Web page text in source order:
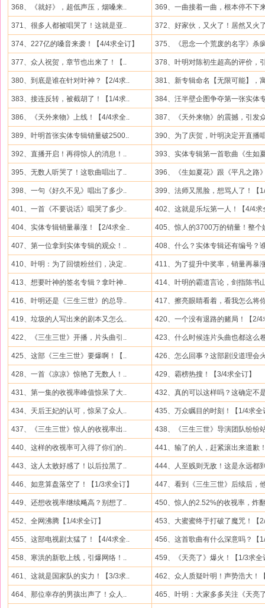
368、《就好》，超低声压，烟嗓来.. 369、一曲接着一曲，根本停不下
371、很多人都被唱哭了！这就是亚.. 372、好家伙，又火了！居然又火
374、227亿的嗓音来袭！【4/4求全订】 375、《思念一个荒废的名字》杀
377、众人祝贺，章节也出来了！【.. 378、叶明对陈初生超高的评价，
380、到底是谁在针对叶神？【2/4求.. 381、新专辑命名【无限可能】，
383、接连反转，被截胡了！【1/4求.. 384、汪半壁企图争夺第一张实体
386、《天外来物》上线！【4/4求全.. 387、《天外来物》的震撼，引发
389、叶明首张实体专辑销量破2500.. 390、为了庆贺，叶明决定开直播
392、直播开启！再得惊人的消息！.. 393、实体专辑第一首歌曲《生如
395、无数人听哭了！这歌曲唱出了.. 396、《生如夏花》跟《平凡之路
398、一句《好久不见》唱出了多少.. 399、法师又黑脸，想骂人了！【
401、一首《不要说话》唱哭了多少.. 402、这就是乐坛第一人！【4/4求
404、实体专辑销量暴涨！【2/4求全.. 405、惊人的3700万的销量！整个
407、第一位拿到实体专辑的观众！.. 408、什么？实体专辑还有编号？
410、叶明：为了回馈粉丝们，决定.. 411、为了提升中奖率，销量再暴
413、想要叶神的签名专辑？拿叶神.. 414、叶明的霸道言论，剑指陈书
416、叶明还是《三生三世》的总导.. 417、擦亮眼睛看着，看我怎么将
419、垃圾的人写出来的剧本又怎么.. 420、一个没有退路的赌局！【2/4
422、《三生三世》开播，片头曲引.. 423、什么时候连片头曲也都这么
425、这部《三生三世》要爆啊！【.. 426、怎么回事？这部剧没道理会
428、一首《凉凉》惊艳了无数人！.. 429、霸榜热搜！【3/4求全订】
431、第一集的收视率峰值惊呆了大.. 432、真的可以这样吗？这确定不
434、天后王妃的认可，惊呆了众人.. 435、万众瞩目的时刻！【1/4求全
437、《三生三世》惊人的收视率出.. 438、《三生三世》导演团队纷纷
440、这样的收视率可入得了你们的.. 441、输了的人，赶紧滚出来道歉
443、这人太败好感了！以后拉黑了.. 444、人至贱则无敌！这是永远都
446、如意算盘落空了！【1/3求全订】 447、看到《三生三世》后续后，
449、还想收视率继续飚高？别想了.. 450、惊人的2.52%的收视率，炸
452、全网沸腾【1/4求全订】 453、大蜜蜜终于打破了魔咒！【
455、这部电视剧太猛了！【4/4求全.. 456、这首歌曲有什么深意吗？【
458、寒洪的新歌上线，引爆网络！.. 459、《天亮了》爆火！【1/3求全
461、这就是国家队的实力！【3/3求.. 462、众人质疑叶明！声势浩大！
464、那位幸存的男孩出声了！众人.. 465、叶明：大家多多关注《天亮